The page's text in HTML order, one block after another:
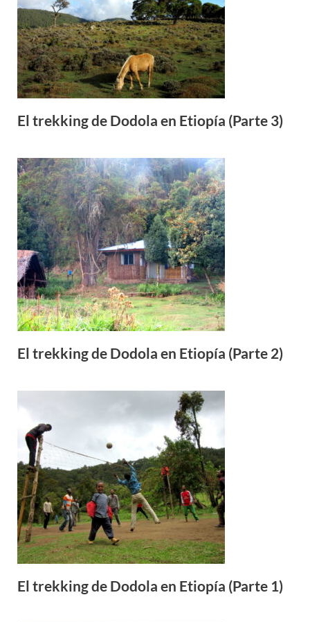
El trekking de Dodola en Etiopía (Parte 3)
El trekking de Dodola en Etiopía (Parte 2)
El trekking de Dodola en Etiopía (Parte 1)